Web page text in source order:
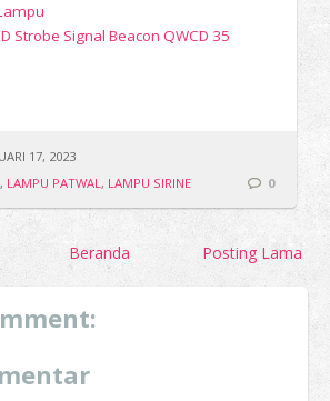
Strobe Signal Beacon QWCD 35
17, 2023
, LAMPU PATWAL , LAMPU SIRINE 0
Posting Lama
Beranda